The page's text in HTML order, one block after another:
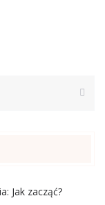
Jak zacząć?